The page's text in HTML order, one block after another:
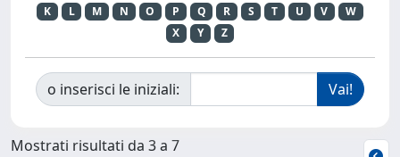
K
L M N O P Q R S T U V
W
X
Y Z
o inserisci le iniziali:
Mostrati risultati da 3 a 7